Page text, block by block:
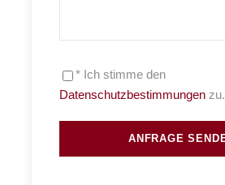
* Ich stimme den
Datenschutzbestimmungen zu.